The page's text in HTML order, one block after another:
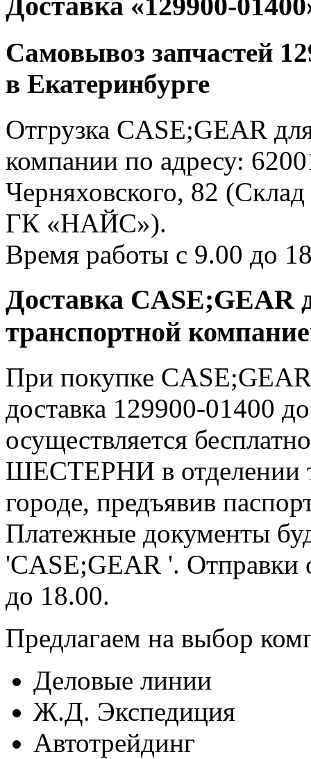
Самовывоз запчастей
в Екатеринбурге
Отгрузка CASE;GEAR
компании по адресу:
Черняховского, 82
ГК «НАЙС»).
Время работы с 9.00 до
Доставка CASE;GEAR
транспортной
При покупке
доставка 129900-01400
осуществляется
ШЕСТЕРНИ в отделении
городе, предъявив
Платежные документы
'CASE;GEAR '. Отправки
до 18.00.
Предлагаем на выбор
Деловые линии
Ж.Д. Экспедиция
Автотрейдинг